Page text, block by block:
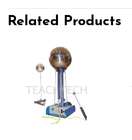
Related Products